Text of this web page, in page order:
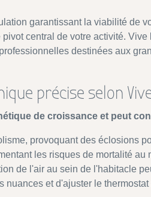
garantissant la viabilité de
central de votre activité.
destinées aux
précise selon
de croissance et peut
provoquant des éclosions
les risques de mortalité
de l'air au sein de l'habitacle
et d'ajuster le